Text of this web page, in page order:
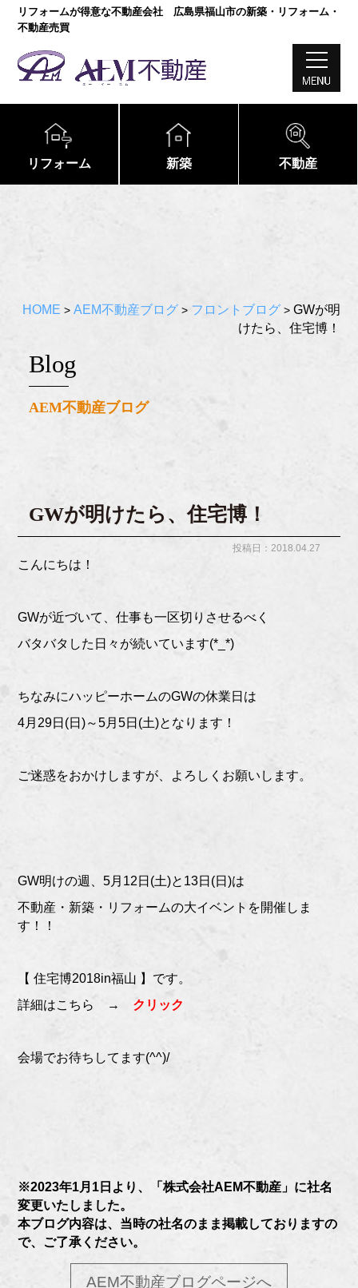
リフォームが得意な不動産会社 広島県福山市の新築・リフォーム・
不動産売買
リフォーム 新築 不動産
HOME > AEM不動産ブログ> フロントブログ> GWが明
けたら、住宅博！
blog
AEM不動産ブログ
GWが明けたら、住宅博！
投稿日：2018.04.27
こんにちは！
GWが近づいて、仕事も一区切りさせるべく
バタバタした日々が続いています(*_*)
ちなみにハッピーホームのGWの休業日は
4月29日(日)～5月5日(土)となります！
ご迷惑をおかけしますが、よろしくお願いします。
GW明けの週、5月12日(土)と13日(日)は
不動産・新築・リフォームの大イベントを開催しま
す！！
【 住宅博2018in福山 】です。
詳細はこちら → クリック
会場でお待ちしてます(^^)/
※2023年1月1日より、「株式会社AEM不動産」に社名
変更いたしました。
本ブログ内容は、当時の社名のまま掲載しておりますの
で、ご了承ください。
AEM不動産ブログページへ